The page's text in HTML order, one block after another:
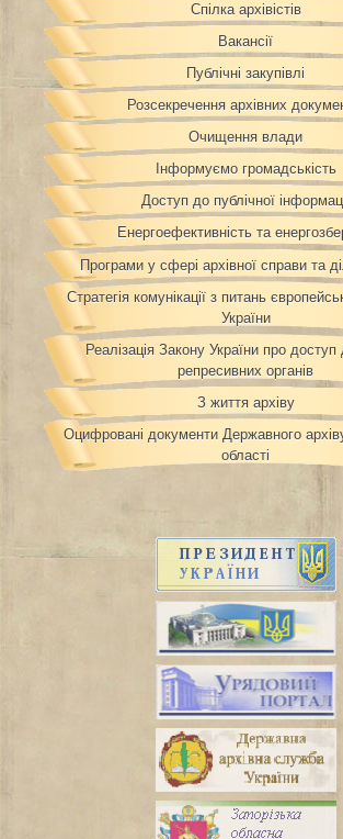
Спілка архівістів
Вакансії
Публічні закупівлі
Розсекречення архівних
Очищення влади
Інформуємо громадськість
Доступ до публічної
Енергоефективність та
Програми у сфері архівної справи та
Стратегія комунікації з питань
України
Реалізація Закону України про доступ
репресивних органів
З життя архіву
Оцифровані документи Державного
області